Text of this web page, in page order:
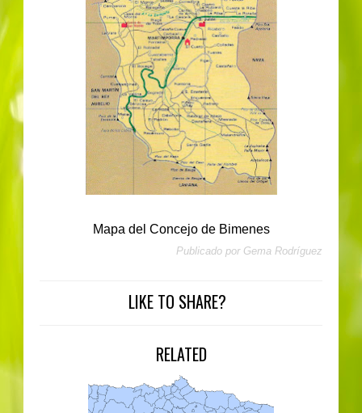
Mapa del Concejo de Bimenes
Publicado por Gema Rodríguez
LIKE TO SHARE?
RELATED